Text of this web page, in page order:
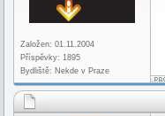
Založen: 01.11.2004
Příspěvky: 1895
Bydliště: Nekde v Praze